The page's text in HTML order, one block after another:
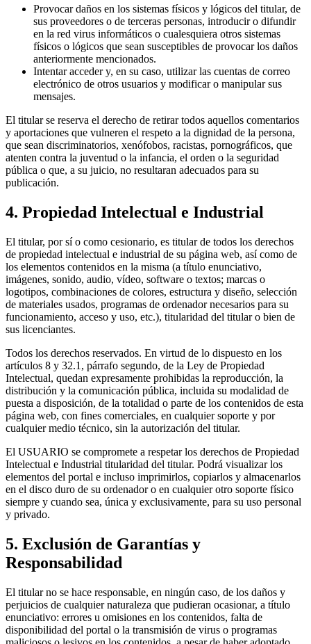
Provocar daños en los sistemas físicos y lógicos del titular, de
sus proveedores o de terceras personas, introducir o difundir
en la red virus informáticos o cualesquiera otros sistemas
físicos o lógicos que sean susceptibles de provocar los daños
anteriormente mencionados.
Intentar acceder y, en su caso, utilizar las cuentas de correo
electrónico de otros usuarios y modificar o manipular sus
mensajes.
El titular se reserva el derecho de retirar todos aquellos comentarios
y aportaciones que vulneren el respeto a la dignidad de la persona,
que sean discriminatorios, xenófobos, racistas, pornográficos, que
atenten contra la juventud o la infancia, el orden o la seguridad
pública o que, a su juicio, no resultaran adecuados para su
publicación.
4. Propiedad Intelectual e Industrial
El titular, por sí o como cesionario, es titular de todos los derechos
de propiedad intelectual e industrial de su página web, así como de
los elementos contenidos en la misma (a título enunciativo,
imágenes, sonido, audio, vídeo, software o textos; marcas o
logotipos, combinaciones de colores, estructura y diseño, selección
de materiales usados, programas de ordenador necesarios para su
funcionamiento, acceso y uso, etc.), titularidad del titular o bien de
sus licenciantes.
Todos los derechos reservados. En virtud de lo dispuesto en los
artículos 8 y 32.1, párrafo segundo, de la Ley de Propiedad
Intelectual, quedan expresamente prohibidas la reproducción, la
distribución y la comunicación pública, incluida su modalidad de
puesta a disposición, de la totalidad o parte de los contenidos de esta
página web, con fines comerciales, en cualquier soporte y por
cualquier medio técnico, sin la autorización del titular.
El USUARIO se compromete a respetar los derechos de Propiedad
Intelectual e Industrial titularidad del titular. Podrá visualizar los
elementos del portal e incluso imprimirlos, copiarlos y almacenarlos
en el disco duro de su ordenador o en cualquier otro soporte físico
siempre y cuando sea, única y exclusivamente, para su uso personal
y privado.
5. Exclusión de Garantías y
Responsabilidad
El titular no se hace responsable, en ningún caso, de los daños y
perjuicios de cualquier naturaleza que pudieran ocasionar, a título
enunciativo: errores u omisiones en los contenidos, falta de
disponibilidad del portal o la transmisión de virus o programas